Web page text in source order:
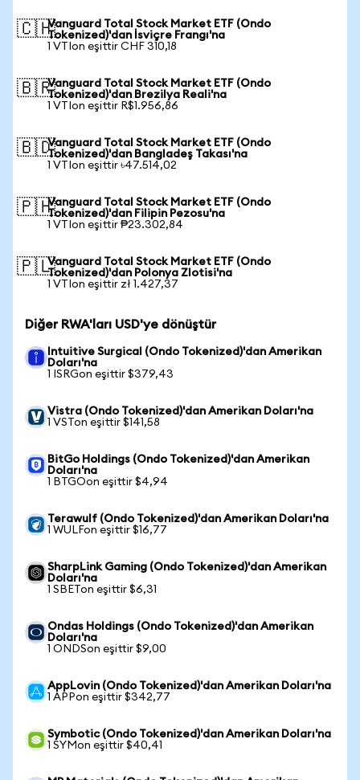
🇨🇭Vanguard Total Stock Market ETF (Ondo
Tokenized)'dan İsviçre Frangı'na
1 VTIon eşittir CHF 310,18
🇧🇷Vanguard Total Stock Market ETF (Ondo
Tokenized)'dan Brezilya Reali'na
1 VTIon eşittir R$1.956,86
🇧🇩Vanguard Total Stock Market ETF (Ondo
Tokenized)'dan Bangladeş Takası'na
1 VTIon eşittir ৳47.514,02
🇵🇭Vanguard Total Stock Market ETF (Ondo
Tokenized)'dan Filipin Pezosu'na
1 VTIon eşittir ₱23.302,84
🇵🇱Vanguard Total Stock Market ETF (Ondo
Tokenized)'dan Polonya Zlotisi'na
1 VTIon eşittir zł 1.427,37
Diğer RWA'ları USD'ye dönüştür
Intuitive Surgical (Ondo Tokenized)'dan Amerikan
Doları'na
1 ISRGon eşittir $379,43
Vistra (Ondo Tokenized)'dan Amerikan Doları'na
1 VSTon eşittir $141,58
BitGo Holdings (Ondo Tokenized)'dan Amerikan
Doları'na
1 BTGOon eşittir $4,94
Terawulf (Ondo Tokenized)'dan Amerikan Doları'na
1 WULFon eşittir $16,77
SharpLink Gaming (Ondo Tokenized)'dan Amerikan
Doları'na
1 SBETon eşittir $6,31
Ondas Holdings (Ondo Tokenized)'dan Amerikan
Doları'na
1 ONDSon eşittir $9,00
AppLovin (Ondo Tokenized)'dan Amerikan Doları'na
1 APPon eşittir $342,77
Symbotic (Ondo Tokenized)'dan Amerikan Doları'na
1 SYMon eşittir $40,41